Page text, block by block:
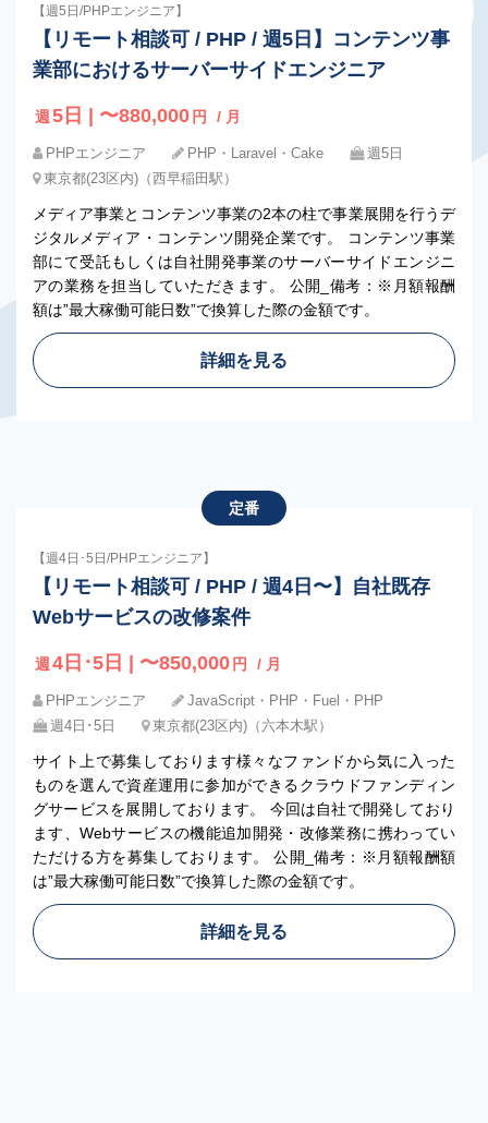
【週5日/PHPエンジニア】
【リモート相談可 / PHP / 週5日】コンテンツ事
業部におけるサーバーサイドエンジニア
週 5日 | 〜880,000 円 / 月
PHPエンジニア PHP・Laravel・Cake
週5日
東京都(23区内)（西早稲田駅）
メディア事業とコンテンツ事業の2本の柱で事業展開を行うデ
ジタルメディア・コンテンツ開発企業です。 コンテンツ事業
部にて受託もしくは自社開発事業のサーバーサイドエンジニ
アの業務を担当していただきます。 公開_備考：※月額報酬
額は”最大稼働可能日数”で換算した際の金額です。
詳細を見る
定番
【週4日･5日/PHPエンジニア】
【リモート相談可 / PHP / 週4日〜】自社既存
Webサービスの改修案件
週 4日･5日 | 〜850,000 円 / 月
PHPエンジニア
JavaScript・PHP・Fuel・PHP
週4日･5日
東京都(23区内)（六本木駅）
サイト上で募集しております様々なファンドから気に入った
ものを選んで資産運用に参加ができるクラウドファンディン
グサービスを展開しております。 今回は自社で開発しており
ます、Webサービスの機能追加開発・改修業務に携わってい
ただける方を募集しております。 公開_備考：※月額報酬額
は”最大稼働可能日数”で換算した際の金額です。
詳細を見る